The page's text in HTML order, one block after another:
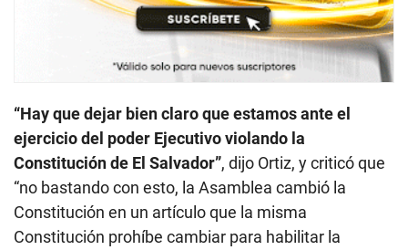
“Hay que dejar bien claro que estamos ante el
ejercicio del poder Ejecutivo violando la
Constitución de El Salvador”, dijo Ortiz, y criticó que
“no bastando con esto, la Asamblea cambió la
Constitución en un artículo que la misma
Constitución prohíbe cambiar para habilitar la